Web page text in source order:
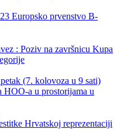
Europsko prvenstvo B-
: Poziv na završnicu Kupa
(7. kolovoza u 9 sati)
HOO-a u prostorijama u
Hrvatskoj reprezentaciji